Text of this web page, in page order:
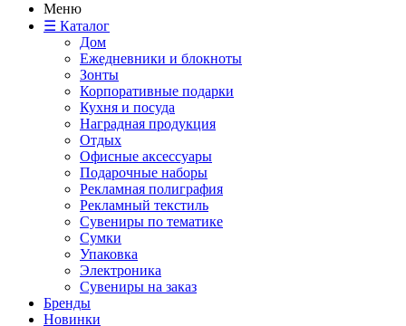
Меню
☰ Каталог
Дом
Ежедневники и блокноты
Зонты
Корпоративные подарки
Кухня и посуда
Наградная продукция
Отдых
Офисные аксессуары
Подарочные наборы
Рекламная полиграфия
Рекламный текстиль
Сувениры по тематике
Сумки
Упаковка
Электроника
Сувениры на заказ
Бренды
Новинки